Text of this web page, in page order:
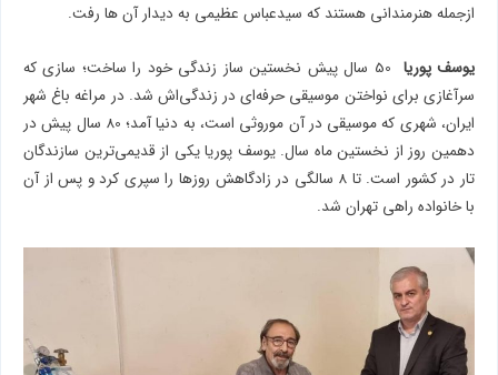
ازجمله هنرمندانی هستند که سیدعباس عظیمی به دیدار آن ها رفت.
یوسف پوریا
50 سال پیش نخستین ساز زندگی خود را ساخت؛ سازی که
سرآغازی برای نواختن موسیقی حرفه‌ای در زندگی‌اش شد. در مراغه باغ شهر
ایران، شهری که موسیقی در آن موروثی است، به دنیا آمد؛ 80 سال پیش در
دهمین روز از نخستین ماه سال. یوسف پوریا یکی از قدیمی‌ترین سازندگان
تار در کشور است. تا 8 سالگی در زادگاهش روزها را سپری کرد و پس از آن
با خانواده راهی تهران شد.